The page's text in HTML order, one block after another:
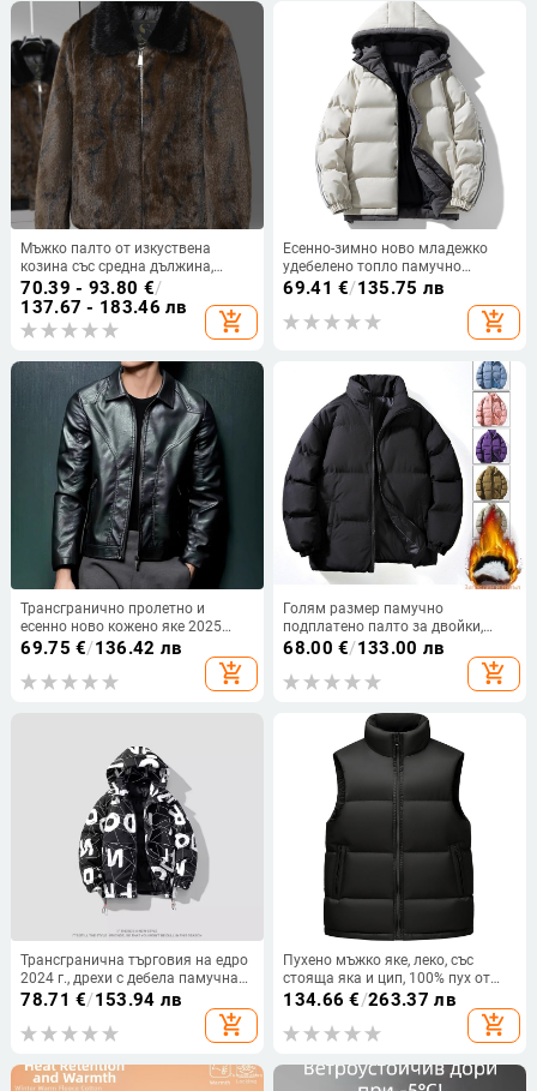
Мъжко палто от изкуствена
козина със средна дължина,
флорален принт, яка с обръщане
надолу, цип, свободна кройка
70.39 - 93.80 €/
137.67 - 183.46 лв
add_shopping_cart
Есенно-зимно ново младежко
удебелено топло памучно
облекло, мъжко качулка,
свободно ежедневно модно
раирано памучно палто
69.41 €/135.75 лв
add_shopping_cart
Трансгранично пролетно и
есенно ново кожено яке 2025
Мъжка мода Ежедневно реверно
леко бизнес яке от изкуствена
кожа Фабрика
69.75 €/136.42 лв
add_shopping_cart
Голям размер памучно
подплатено палто за двойки,
младежко зимно удебелено
топло палто за хляб, модерно
марково яке, памучно
свободно палто за мъже
68.00 €/133.00 лв
add_shopping_cart
Трансгранична търговия на едро
2024 г., дрехи с дебела памучна
подплата, неутрален вятър,
модни букви, мъжки дрехи с
памучна подплата, извън
78.71 €/153.94 лв
add_shopping_cart
Пухено мъжко яке, леко, със
стояща яка и цип, 100% пух от
патици, дължина около 50–65 cm
134.66 €/263.37 лв
add_shopping_cart